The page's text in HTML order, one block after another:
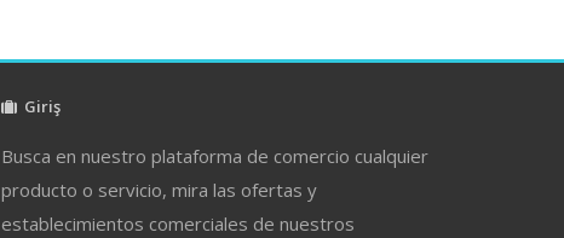
Giriş
Busca en nuestro plataforma de comercio cualquier
producto o servicio, mira las ofertas y
establecimientos comerciales de nuestros